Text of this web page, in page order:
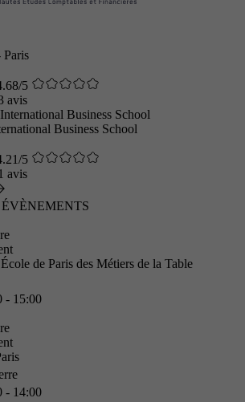
5
avis
Business School
5
avis
de Paris des Métiers de la Table
- 15:00
- 14:00